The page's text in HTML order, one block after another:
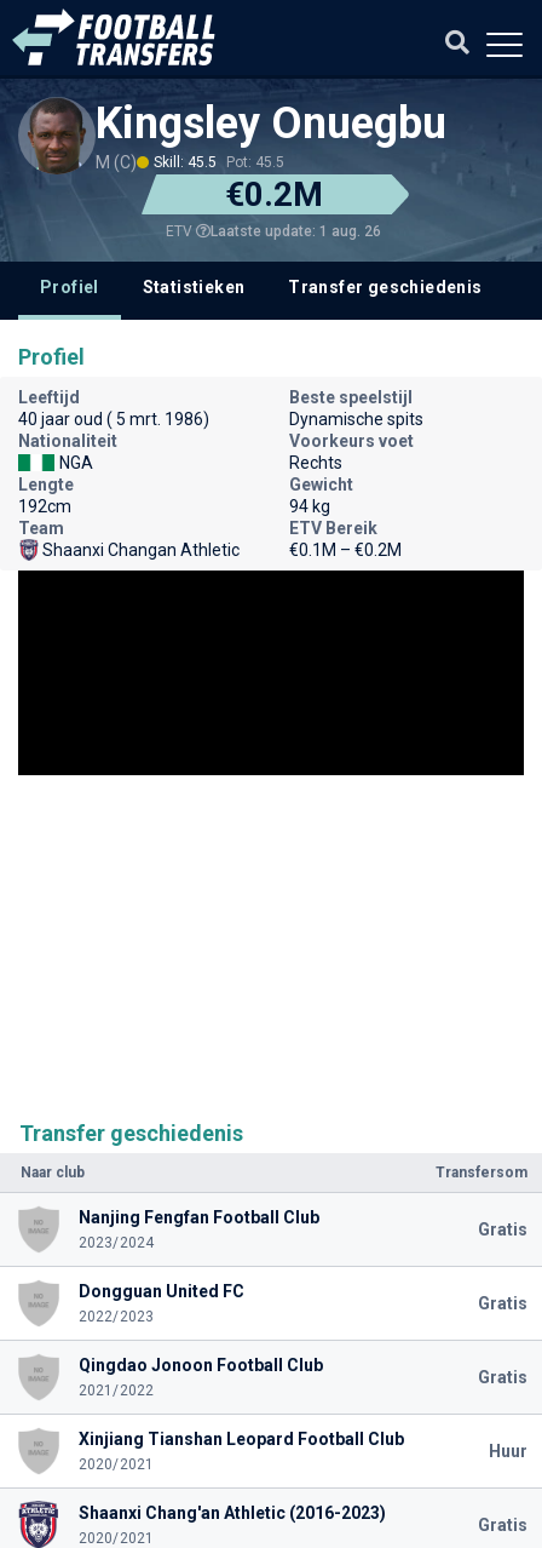
Kingsley Onuegbu
M (C) Skill: 45.5 Pot: 45.5
€0.2M
ETV Laatste update: 1 aug. 26
Profiel Statistieken Transfer geschiedenis
Transfer geschiedenis
Naar club Transfersom
Nanjing Fengfan Football Club
2023/2024
Gratis
Dongguan United FC
2022/2023
Gratis
Qingdao Jonoon Football Club
2021/2022
Gratis
Xinjiang Tianshan Leopard Football Club
2020/2021
Huur
Shaanxi Chang'an Athletic (2016-2023)
2020/2021
Gratis
Profiel
Leeftijd
40 jaar oud ( 5 mrt. 1986)
Beste speelstijl
Dynamische spits
Nationaliteit
NGA
Voorkeurs voet
Rechts
Lengte
192cm
Gewicht
94 kg
Team
Shaanxi Changan Athletic
ETV Bereik
€0.1M – €0.2M